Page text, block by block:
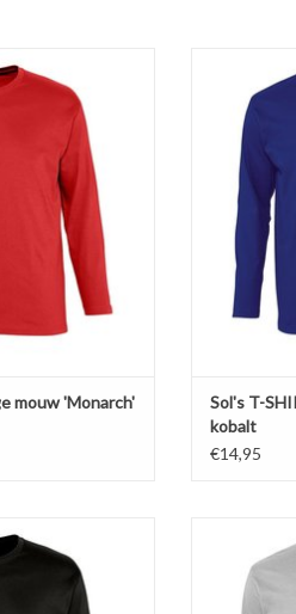
Sol's.Verkrijgbaar in
S t/m 5XL!
jersey half gekamd
gr. p/m)
schoudernaden.
halsboord.
mouw 'Monarch'
en
Gemaakt van
Sol's T-
kobalt
€14,95
lange mouwen en
Sol's.Verkrijgbaar in
S t/m 5XL!
jersey half gekamd
ronde hals
11
Gemaakt van